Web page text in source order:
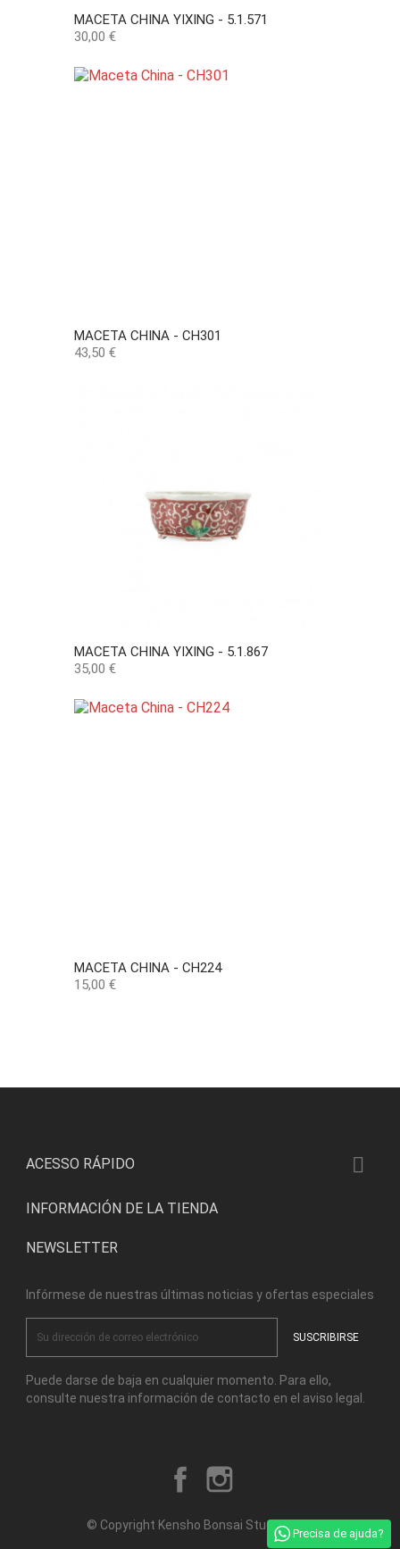
Precisa de ajuda?
MACETA CHINA YIXING - 5.1.571
Precio
30,00 €
MACETA CHINA - CH301
Precio
43,50 €
MACETA CHINA YIXING - 5.1.867
Precio
35,00 €
MACETA CHINA - CH224
Precio
15,00 €
ACESSO RÁPIDO 
INFORMACIÓN DE LA TIENDA
NEWSLETTER
Infórmese de nuestras últimas noticias y ofertas especiales
Puede darse de baja en cualquier momento. Para ello,
consulte nuestra información de contacto en el aviso legal.
Facebook
© Copyright Kensho Bonsai Studio 2026